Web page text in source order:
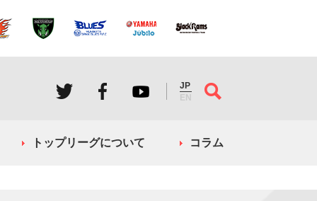
JP
EN
トップリーグについて コラム